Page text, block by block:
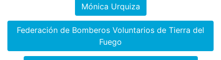
Mónica Urquiza
Federación de Bomberos Voluntarios de Tierra del
Fuego